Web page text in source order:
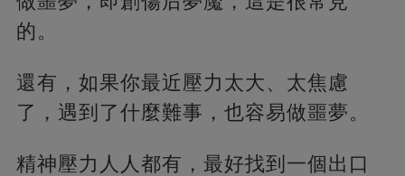
的。
還有，如果你最近壓力太大、太焦慮
了，遇到了什麼難事，也容易做噩夢。
精神壓力人人都有，最好找到一個出口